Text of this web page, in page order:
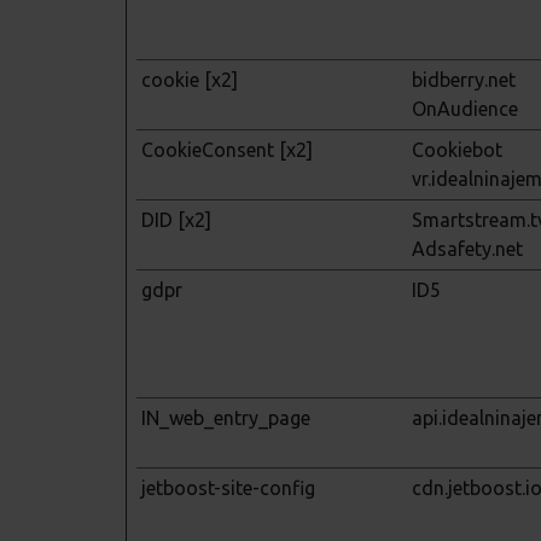
cookie [x2]
bidberry.net
OnAudience
CookieConsent [x2]
Cookiebot
DID [x2]
Adsafety.net
gdpr
ID5
IN_web_entry_page
jetboost-site-config cdn.jetboost.io